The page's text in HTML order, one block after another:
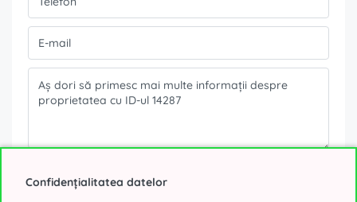
utilizate numai pentru a-ți trimite oferte imobiliare. Nu vom
folosi datele în alte scopuri. Mulțumim!
Confidențialitatea datelor